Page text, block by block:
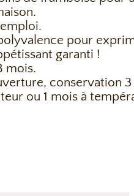
pour
garanti !
mois.
conservation 3
ou 1 mois à